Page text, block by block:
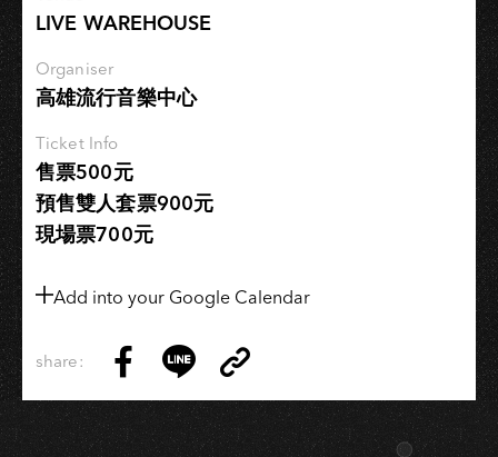
LIVE WAREHOUSE
Organiser
高雄流行音樂中心
Ticket Info
售票500元
預售雙人套票900元
現場票700元
Add into your Google Calendar
share:
on
Facebook
on
LINE
Link
Copy
Link